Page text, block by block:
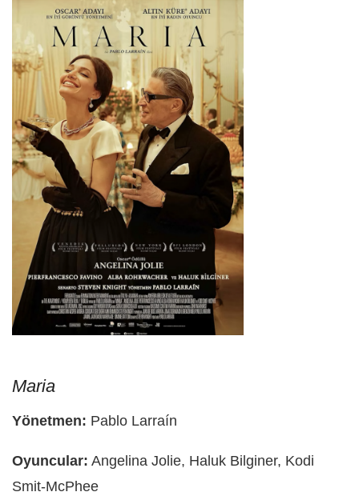
Maria
Yönetmen: Pablo Larraín
Oyuncular: Angelina Jolie, Haluk Bilginer, Kodi
Smit-McPhee